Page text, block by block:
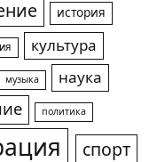
история
культура
музыка
наука
политика
спорт